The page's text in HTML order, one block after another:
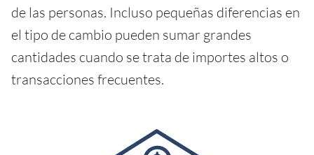
de las personas. Incluso pequeñas diferencias en
el tipo de cambio pueden sumar grandes
cantidades cuando se trata de importes altos o
transacciones frecuentes.